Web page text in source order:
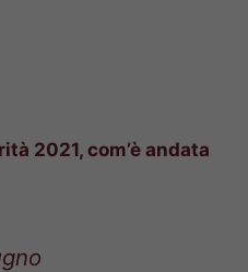
2021, com’è andata